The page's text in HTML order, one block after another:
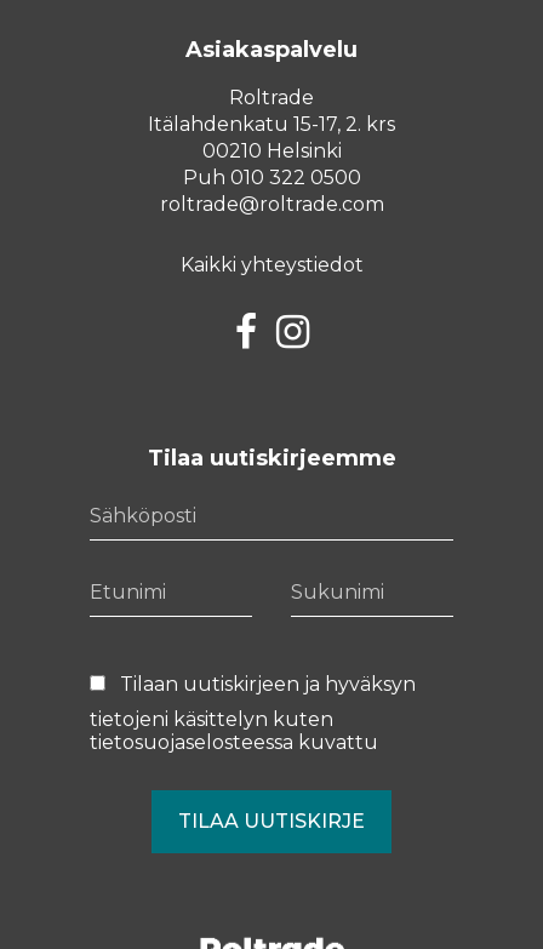
Asiakaspalvelu
Roltrade
Itälahdenkatu 15-17, 2. krs
00210 Helsinki
Puh 010 322 0500
roltrade@roltrade.com
Kaikki yhteystiedot
FacebookInstagram
Tilaa uutiskirjeemme
Tilaan uutiskirjeen ja hyväksyn
tietojeni käsittelyn kuten
tietosuojaselosteessa kuvattu